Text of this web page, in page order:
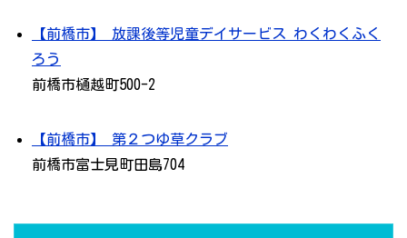
【前橋市】 放課後等児童デイサービス わくわくふく
ろう
前橋市樋越町500-2
【前橋市】 第２つゆ草クラブ
前橋市富士見町田島704